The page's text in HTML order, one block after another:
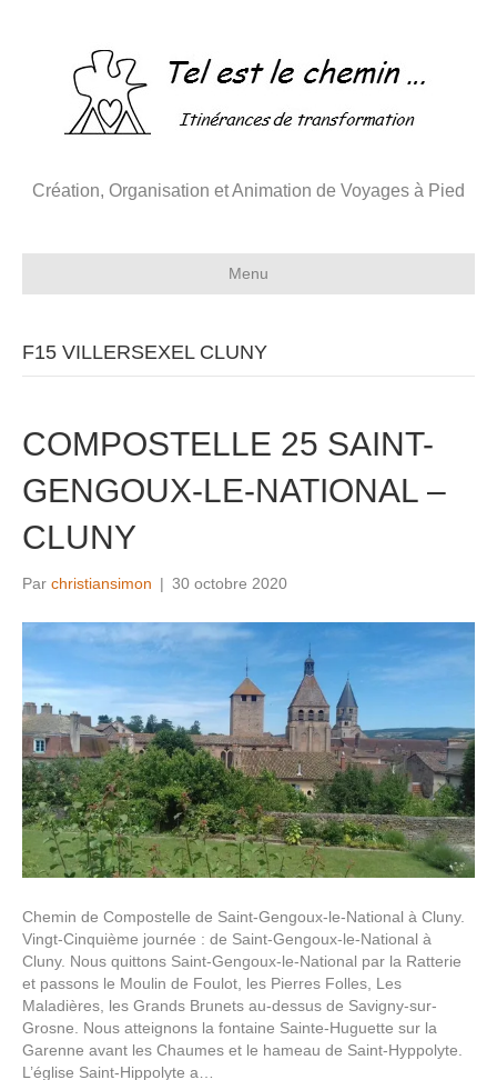
Création, Organisation et Animation de Voyages à Pied
Menu
F15 VILLERSEXEL CLUNY
COMPOSTELLE 25 SAINT-
GENGOUX-LE-NATIONAL –
CLUNY
Par christiansimon | 30 octobre 2020
Chemin de Compostelle de Saint-Gengoux-le-National à Cluny.
Vingt-Cinquième journée : de Saint-Gengoux-le-National à
Cluny. Nous quittons Saint-Gengoux-le-National par la Ratterie
et passons le Moulin de Foulot, les Pierres Folles, Les
Maladières, les Grands Brunets au-dessus de Savigny-sur-
Grosne. Nous atteignons la fontaine Sainte-Huguette sur la
Garenne avant les Chaumes et le hameau de Saint-Hyppolyte.
L’église Saint-Hippolyte a…